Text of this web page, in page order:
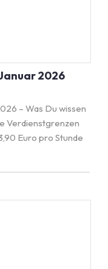
2026
– Was Du wissen
Verdienstgrenzen
Euro pro Stunde